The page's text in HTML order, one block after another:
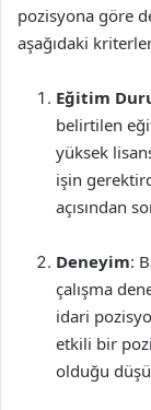
pozisyona göre
aşağıdaki
Eğitim
belirtilen
yüksek
işin
açısından
Deneyim:
çalışma
idari
etkili bir
olduğu